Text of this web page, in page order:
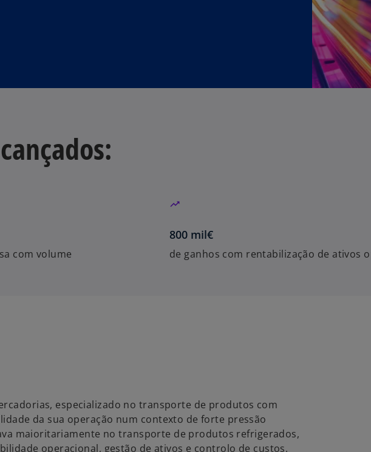
com volume
800 mil€
de ganhos com rentabilização de ativos
especializado no transporte de produtos com
da sua operação num contexto de forte pressão
maioritariamente no transporte de produtos refrigerados,
operacional, gestão de ativos e controlo de custos.